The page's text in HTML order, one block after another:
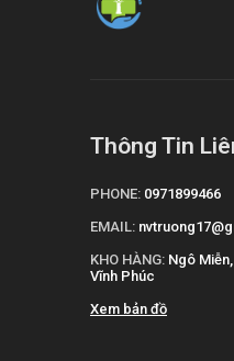
Thông Tin
PHONE: 0971899466
EMAIL:
KHO HÀNG: Ngô
Vĩnh Phúc
Xem bản đồ